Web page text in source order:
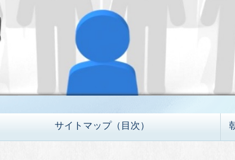
サイトマップ（目次）